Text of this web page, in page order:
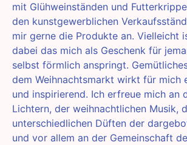
mit Glühweinständen und
den kunstgewerblichen
mir gerne die Produkte an. Vielleicht
dabei das mich als Geschenk für
selbst förmlich anspringt.
dem Weihnachtsmarkt wirkt für mich
und inspirierend. Ich erfreue mich an
Lichtern, der weihnachtlichen Musik,
unterschiedlichen Düften der
und vor allem an der Gemeinschaft